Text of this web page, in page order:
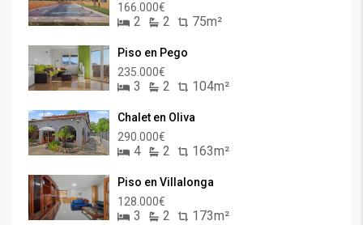
166.000€
2 2 75m²
Piso en Pego
235.000€
3 2 104m²
Chalet en Oliva
290.000€
4 2 163m²
Piso en Villalonga
128.000€
3 2 173m²